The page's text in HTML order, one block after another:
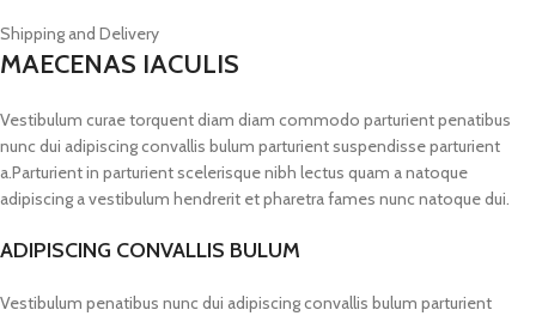
Shipping and Delivery
MAECENAS IACULIS
Vestibulum curae torquent diam diam commodo parturient penatibus
nunc dui adipiscing convallis bulum parturient suspendisse parturient
a.Parturient in parturient scelerisque nibh lectus quam a natoque
adipiscing a vestibulum hendrerit et pharetra fames nunc natoque dui.
ADIPISCING CONVALLIS BULUM
Vestibulum penatibus nunc dui adipiscing convallis bulum parturient